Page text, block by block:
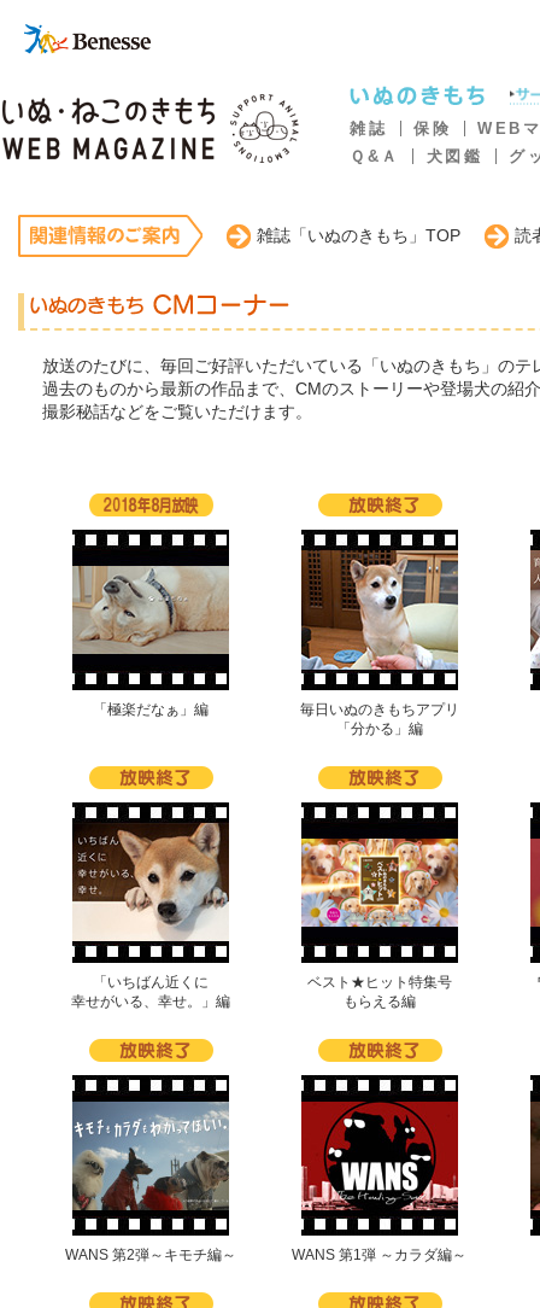
雑誌 保険
WEB
Ｑ&Ａ
犬図鑑 グ
雑誌「いぬのきもち」TOP 読
放送のたびに、毎回ご好評いただいている「いぬのきもち」のテ
過去のものから最新の作品まで、CMのストーリーや登場犬の紹
撮影秘話などをご覧いただけます。
「極楽だなぁ」編
毎日いぬのきもちアプリ
「分かる」編
「いちばん近くに
幸せがいる、幸せ。」編
ベスト★ヒット特集号
もらえる編
WANS 第2弾～キモチ編～ WANS 第1弾 ～カラダ編～